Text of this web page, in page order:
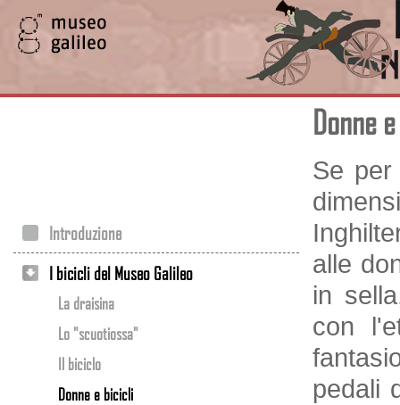
Introduzione
I bicicli del Museo Galileo
La draisina
Lo "scuotiossa"
Il biciclo
Donne e bicicli
Donne
Se per
alle
in
con
pedali